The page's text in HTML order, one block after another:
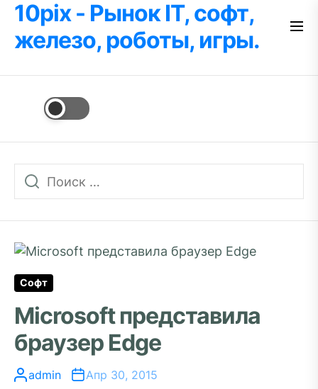
Перейти
содержимому
10pix - Рынок IT, софт,
железо, роботы, игры.
Софт
Microsoft представила
браузер Edge
admin Апр 30, 2015